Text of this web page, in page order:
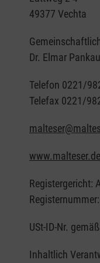
49377 Vechta
Dr. Elmar
Telefon 0221/
Telefax 0221/
www.malteser.de
Registergericht:
USt-ID-Nr.
Inhaltlich